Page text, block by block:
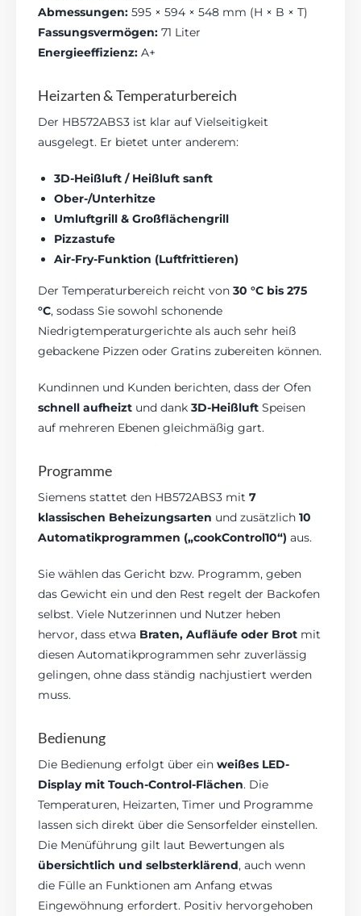
Abmessungen: 595 × 594 × 548 mm (H × B × T)
Fassungsvermögen: 71 Liter
Energieeffizienz: A+
Heizarten & Temperaturbereich
Der HB572ABS3 ist klar auf Vielseitigkeit
ausgelegt. Er bietet unter anderem:
3D-Heißluft / Heißluft sanft
Ober-/Unterhitze
Umluftgrill & Großflächengrill
Pizzastufe
Air-Fry-Funktion (Luftfrittieren)
Der Temperaturbereich reicht von30 °C bis 275
°C, sodass Sie sowohl schonende
Niedrigtemperaturgerichte als auch sehr heiß
gebackene Pizzen oder Gratins zubereiten können.
Kundinnen und Kunden berichten, dass der Ofen
schnell aufheizt und dank3D-Heißluft Speisen
auf mehreren Ebenen gleichmäßig gart.
Programme
Siemens stattet den HB572ABS3 mit7
klassischen Beheizungsarten und zusätzlich10
Automatikprogrammen („cookControl10“) aus.
Sie wählen das Gericht bzw. Programm, geben
das Gewicht ein und den Rest regelt der Backofen
selbst. Viele Nutzerinnen und Nutzer heben
hervor, dass etwa Braten, Aufläufe oder Brot mit
diesen Automatikprogrammen sehr zuverlässig
gelingen, ohne dass ständig nachjustiert werden
muss.
Bedienung
Die Bedienung erfolgt über einweißes LED-
Display mit Touch-Control-Flächen. Die
Temperaturen, Heizarten, Timer und Programme
lassen sich direkt über die Sensorfelder einstellen.
Die Menüführung gilt laut Bewertungen als
übersichtlich und selbsterklärend, auch wenn
die Fülle an Funktionen am Anfang etwas
Eingewöhnung erfordert. Positiv hervorgehoben